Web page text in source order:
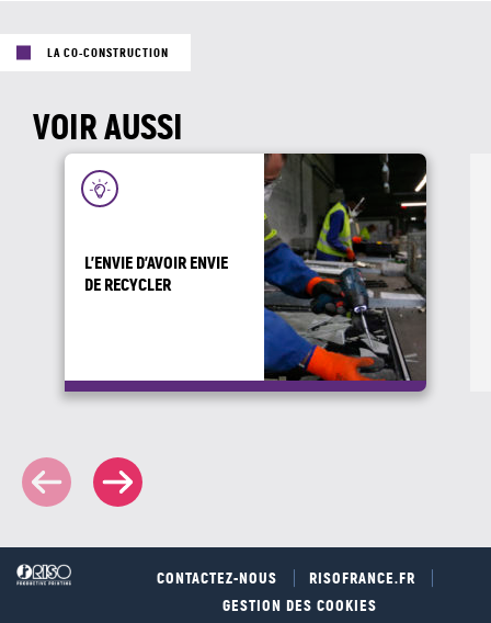
VOIR AUSSI
LA CO-CONSTRUCTION
L’ENVIE D’AVOIR ENVIE
DE RECYCLER
CONTACTEZ-NOUS
RISOFRANCE.FR
GESTION DES COOKIES